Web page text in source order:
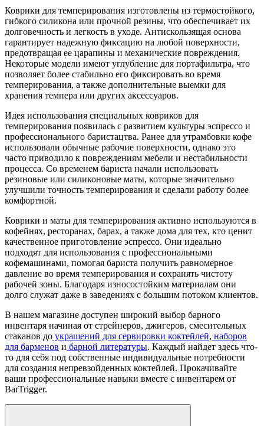
Коврики для темперирования изготовлены из термостойкого,
гибкого силикона или прочной резины, что обеспечивает их
долговечность и легкость в уходе. Антискользящая основа
гарантирует надежную фиксацию на любой поверхности,
предотвращая ее царапины и механические повреждения.
Некоторые модели имеют углубление для портафильтра, что
позволяет более стабильно его фиксировать во время
темперирования, а также дополнительные выемки для
хранения темпера или других аксессуаров.
Идея использования специальных ковриков для
темперирования появилась с развитием культуры эспрессо и
профессионального баристацтва. Ранее для утрамбовки кофе
использовали обычные рабочие поверхности, однако это
часто приводило к повреждениям мебели и нестабильности
процесса. Со временем бариста начали использовать
резиновые или силиконовые маты, которые значительно
улучшили точность темперирования и сделали работу более
комфортной.
Коврики и маты для темперирования активно используются в
кофейнях, ресторанах, барах, а также дома для тех, кто ценит
качественное приготовление эспрессо. Они идеально
подходят для использования с профессиональными
кофемашинами, помогая бариста получить равномерное
давление во время темперирования и сохранять чистоту
рабочей зоны. Благодаря износостойким материалам они
долго служат даже в заведениях с большим потоком клиентов.
В нашем магазине доступен широкий выбор барного
инвентаря начиная от стрейнеров, джигеров, смесительных
стаканов до украшений для сервировки коктейлей, наборов
для барменов и барной литературы. Каждый найдет здесь что-
то для себя под собственные индивидуальные потребности
для создания непревзойденных коктейлей. Прокачивайте
ваши профессиональные навыки вместе с инвентарем от
BarTrigger.